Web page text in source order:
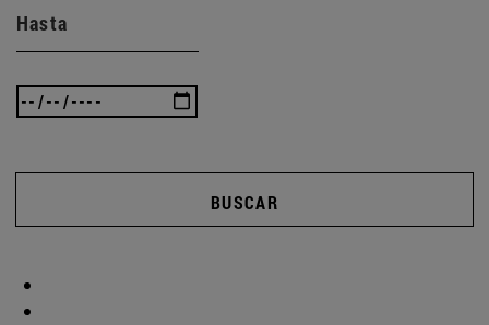
Hasta
BUSCAR